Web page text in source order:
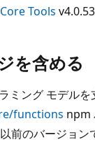
Tools
を含める
ミング モデルを
functions npm
前のバージョン